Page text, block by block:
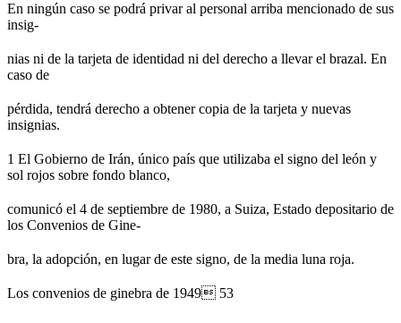
En ningún caso se podrá privar al personal arriba mencionado de sus
insig-
nias ni de la tarjeta de identidad ni del derecho a llevar el brazal. En
caso de
pérdida, tendrá derecho a obtener copia de la tarjeta y nuevas
insignias.
1 El Gobierno de Irán, único país que utilizaba el signo del león y
sol rojos sobre fondo blanco,
comunicó el 4 de septiembre de 1980, a Suiza, Estado depositario de
los Convenios de Gine-
bra, la adopción, en lugar de este signo, de la media luna roja.
Los convenios de ginebra de 1949 53